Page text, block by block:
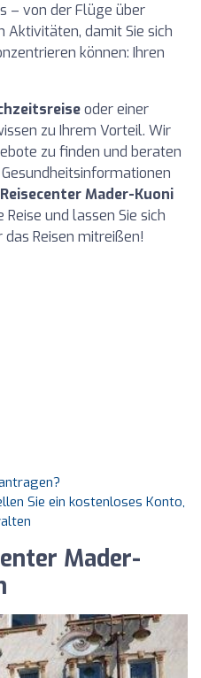
– von der Flüge über
Aktivitäten, damit Sie sich
können: Ihren
oder einer
zu Ihrem Vorteil. Wir
zu finden und beraten
Reisecenter Mader-Kuoni
und lassen Sie sich
Reisen mitreißen!
Sie ein kostenloses Konto,
Mader-